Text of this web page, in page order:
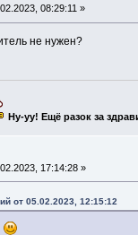
08:29:11 »
не нужен?
Ну-уу! Ещё разок за
17:14:28 »
от 05.02.2023, 12:15:12